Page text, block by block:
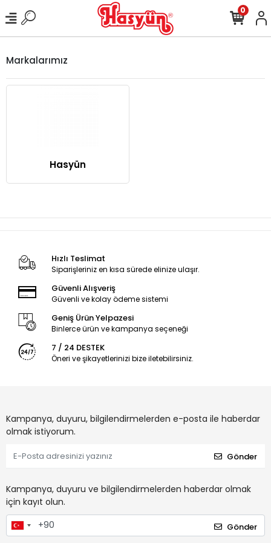
0
Markalarımız
Hasyün
Hızlı Teslimat
Siparişleriniz en kısa sürede elinize ulaşır.
Güvenli Alışveriş
Güvenli ve kolay ödeme sistemi
Geniş Ürün Yelpazesi
Binlerce ürün ve kampanya seçeneği
7 / 24 DESTEK
Öneri ve şikayetlerinizi bize iletebilirsiniz.
Kampanya, duyuru, bilgilendirmelerden e-posta ile haberdar
olmak istiyorum.
Gönder
Kampanya, duyuru ve bilgilendirmelerden haberdar olmak
için kayıt olun.
Gönder